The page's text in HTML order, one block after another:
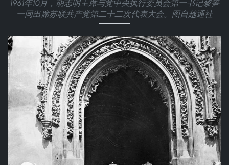
1961年10月，胡志明主席与党中央执行委员会第一书记黎笋
一同出席苏联共产党第二十二次代表大会。图自越通社